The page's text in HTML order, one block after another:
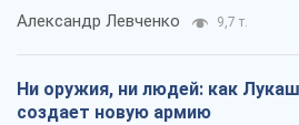
Александр Левченко 9,7 т.
Ни оружия, ни людей: как
создает новую армию